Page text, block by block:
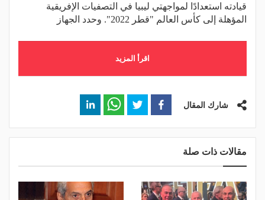
قيادته استعدادًا لمواجهتي ليبيا في التصفيات الإفريقية
المؤهلة إلى كأس العالم "قطر 2022". وحدد الجهاز
اقرأ المزيد
شارك المقال
مقالات ذات صلة